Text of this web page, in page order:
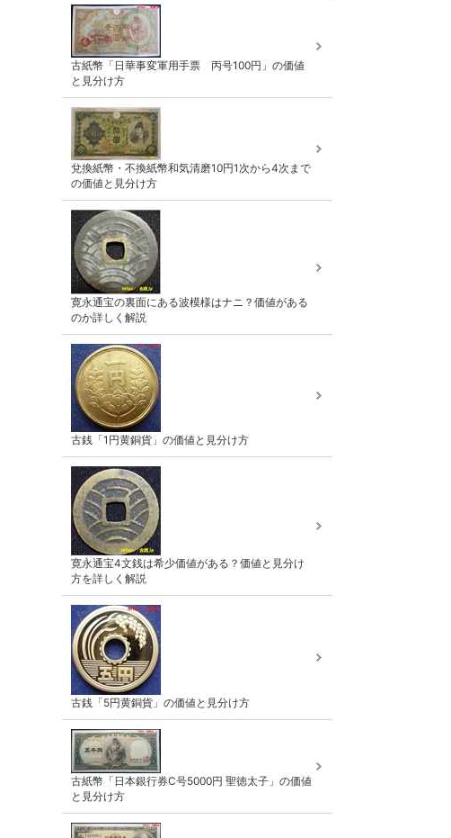
古紙幣「日華事変軍用手票 丙号100円」の価値
と見分け方
兌換紙幣・不換紙幣和気清磨10円1次から4次まで
の価値と見分け方
寛永通宝の裏面にある波模様はナニ？価値がある
のか詳しく解説
古銭「1円黄銅貨」の価値と見分け方
寛永通宝4文銭は希少価値がある？価値と見分け
方を詳しく解説
古銭「5円黄銅貨」の価値と見分け方
古紙幣「日本銀行券C号5000円 聖徳太子」の価値
と見分け方